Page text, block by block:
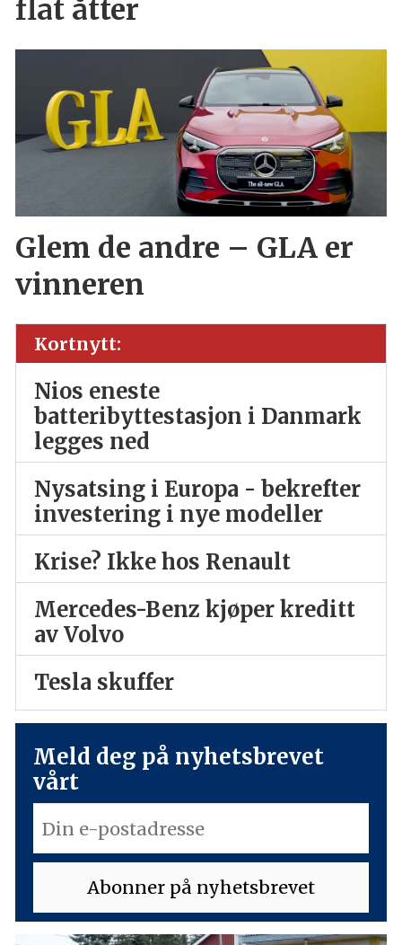
flat åtter
Glem de andre – GLA er
vinneren
Kortnytt:
Nios eneste
batteribyttestasjon i Danmark
legges ned
Nysatsing i Europa - bekrefter
investering i nye modeller
Krise? Ikke hos Renault
Mercedes-Benz kjøper kreditt
av Volvo
Tesla skuffer
Meld deg på nyhetsbrevet
vårt